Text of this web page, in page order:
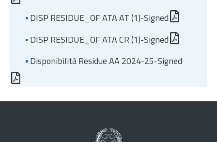
▪DISP RESIDUE_OF ATA AT (1)-Signed
▪DISP RESIDUE_OF ATA CR (1)-Signed
▪Disponibilità Residue AA 2024-25-Signed